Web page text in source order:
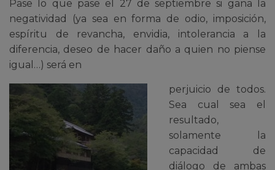
Pase lo que pase el 27 de septiembre si gana la
negatividad (ya sea en forma de odio, imposición,
espíritu de revancha, envidia, intolerancia a la
diferencia, deseo de hacer daño a quien no piense
igual…) será en
perjuicio de todos.
Sea cual sea el
resultado,
solamente la
capacidad de
diálogo de ambas